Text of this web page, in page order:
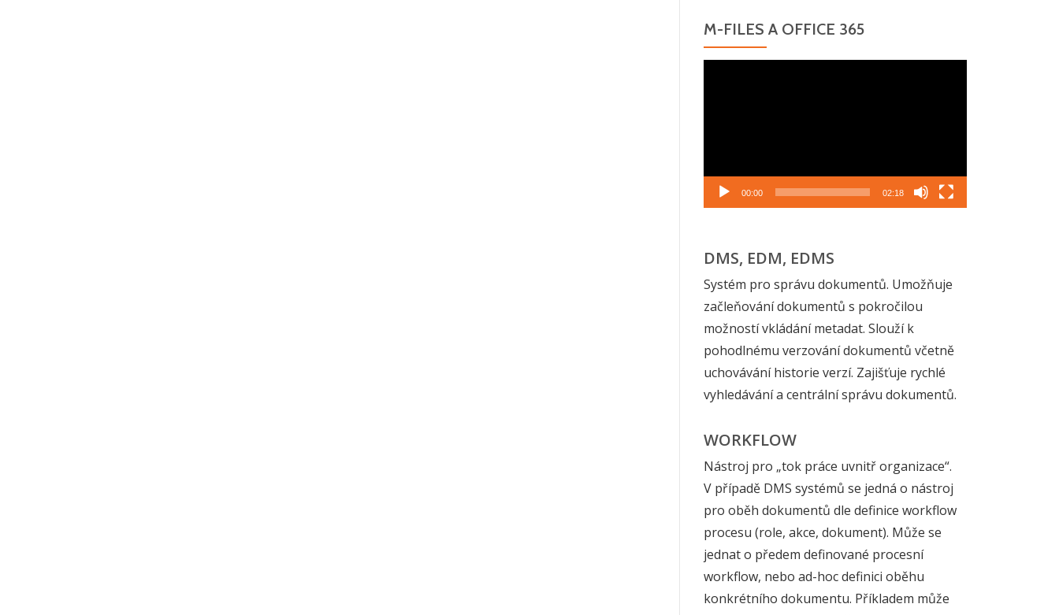
M-FILES A OFFICE 365
00:00 02:18
DMS, EDM, EDMS
Systém pro správu dokumentů. Umožňuje
začleňování dokumentů s pokročilou
možností vkládání metadat. Slouží k
pohodlnému verzování dokumentů včetně
uchovávání historie verzí. Zajišťuje rychlé
vyhledávání a centrální správu dokumentů.
WORKFLOW
Nástroj pro „tok práce uvnitř organizace“.
V případě DMS systémů se jedná o nástroj
pro oběh dokumentů dle definice workflow
procesu (role, akce, dokument). Může se
jednat o předem definované procesní
workflow, nebo ad-hoc definici oběhu
konkrétního dokumentu. Příkladem může